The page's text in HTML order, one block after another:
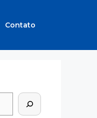
Contato